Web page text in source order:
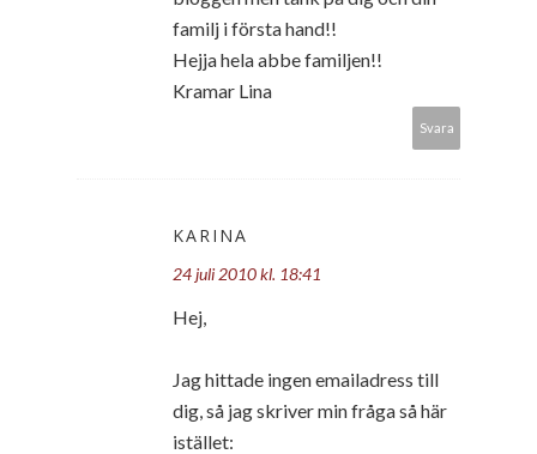
familj i första hand!!
Hejja hela abbe familjen!!
Kramar Lina
Svara
KARINA
24 juli 2010 kl. 18:41
Hej,
Jag hittade ingen emailadress till
dig, så jag skriver min fråga så här
istället: